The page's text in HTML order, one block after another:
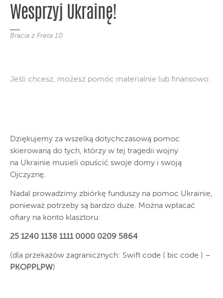
Wesprzyj Ukrainę!
Bracia z Freta 10
Jeśli chcesz, możesz pomóc materialnie lub finansowo.
Dziękujemy za wszelką dotychczasową pomoc
skierowaną do tych, którzy w tej tragedii wojny
na Ukrainie musieli opuścić swoje domy i swoją
Ojczyznę.
Nadal prowadzimy zbiórkę funduszy na pomoc Ukrainie,
ponieważ potrzeby są bardzo duże. Można wpłacać
ofiary na konto klasztoru:
25 1240 1138 1111 0000 0209 5864
(dla przekazów zagranicznych: Swift code ( bic code ) –
PKOPPLPW)